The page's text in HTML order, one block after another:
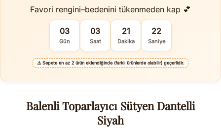
Favori rengini–bedenini tükenmeden kap 💕
03
Gün
03
Saat
21
Dakika
22
Saniye
⚠️ Sepete en az 2 ürün eklendiğinde (farklı ürünlerde olabilir) geçerlidir.
Balenli Toparlayıcı Sütyen Dantelli
Siyah